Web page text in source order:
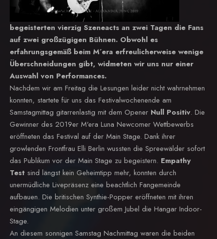
begeisterten vierzig Szeneacts an zwei Tagen die Fans
auf zwei großzügigen Bühnen. Obwohl es
erfahrungsgemäß beim M´era erfreulicherweise wenige
Überschneidungen gibt, widmeten wir uns nur einer
Auswahl von Performances.
Nachdem wir am Freitag die Lesungen leider nicht wahrnehmen
konnten, startete für uns das Festivalwochenende am
Samstagmittag gitarrenlastig mit dem Opener Null Positiv. Die
Gewinner des 2019er M'era Luna Newcomer Wettbewerbs
eröffneten das Festival auf der Main Stage. Dank ihrer
growlenden Frontfrau Elli Berlin wussten die Spreewälder sofort
das Publikum vor der Main Stage zu begeistern. Empathy
Test sind längst kein Geheimtipp mehr, konnten durch
unermüdliche Livepräsenz eine beachtlich Fangemeinde
aufbauen. Die britischen Synthie-Popper eröffneten mit ihren
eingängigen Melodien unter großem Jubel die Hangar Indoor-
Stage.
An diesem sonnigen Samstag Nachmittag waren die beiden